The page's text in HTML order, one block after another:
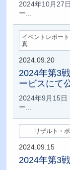
2024年10月27
ー...
イベントレポー
真
2024.09.20
2024年第3
ービスにて
2024年9月15日
ー...
リザルト・
2024.09.15
2024年第3